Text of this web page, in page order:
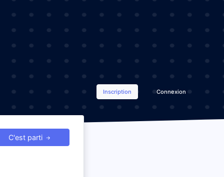
Inscription Connexion
C'est parti